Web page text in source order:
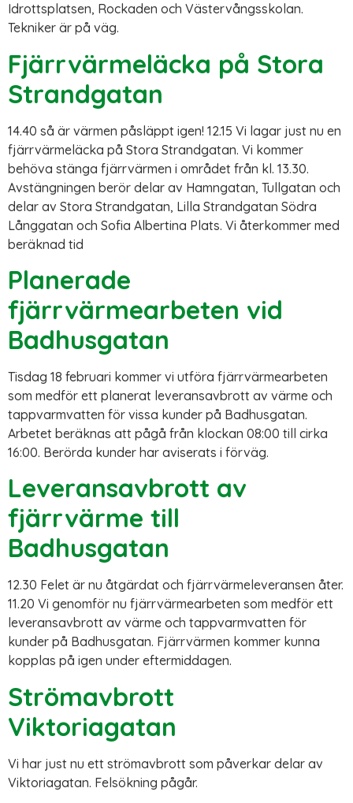
Idrottsplatsen, Rockaden och Västervångsskolan.
Tekniker är på väg.
Fjärrvärmeläcka på Stora
Strandgatan
14.40 så är värmen påsläppt igen! 12.15 Vi lagar just nu en
fjärrvärmeläcka på Stora Strandgatan. Vi kommer
behöva stänga fjärrvärmen i området från kl. 13.30.
Avstängningen berör delar av Hamngatan, Tullgatan och
delar av Stora Strandgatan, Lilla Strandgatan Södra
Långgatan och Sofia Albertina Plats. Vi återkommer med
beräknad tid
Planerade
fjärrvärmearbeten vid
Badhusgatan
Tisdag 18 februari kommer vi utföra fjärrvärmearbeten
som medför ett planerat leveransavbrott av värme och
tappvarmvatten för vissa kunder på Badhusgatan.
Arbetet beräknas att pågå från klockan 08:00 till cirka
16:00. Berörda kunder har aviserats i förväg.
Leveransavbrott av
fjärrvärme till
Badhusgatan
12.30 Felet är nu åtgärdat och fjärrvärmeleveransen åter.
11.20 Vi genomför nu fjärrvärmearbeten som medför ett
leveransavbrott av värme och tappvarmvatten för
kunder på Badhusgatan. Fjärrvärmen kommer kunna
kopplas på igen under eftermiddagen.
Strömavbrott
Viktoriagatan
Vi har just nu ett strömavbrott som påverkar delar av
Viktoriagatan. Felsökning pågår.